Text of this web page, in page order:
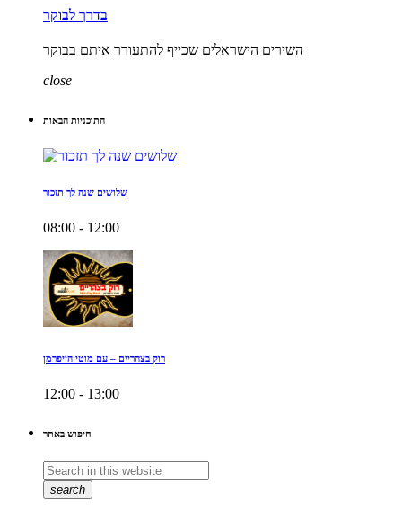
בדרך לבוקר
השירים הישראלים שכייף להתעורר איתם בבוקר
close
התוכניות הבאות
שלושים שנה לך תזכור
08:00 - 12:00
רוק בצהריים – עם מוטי הייפרמן
12:00 - 13:00
חיפוש באתר
search